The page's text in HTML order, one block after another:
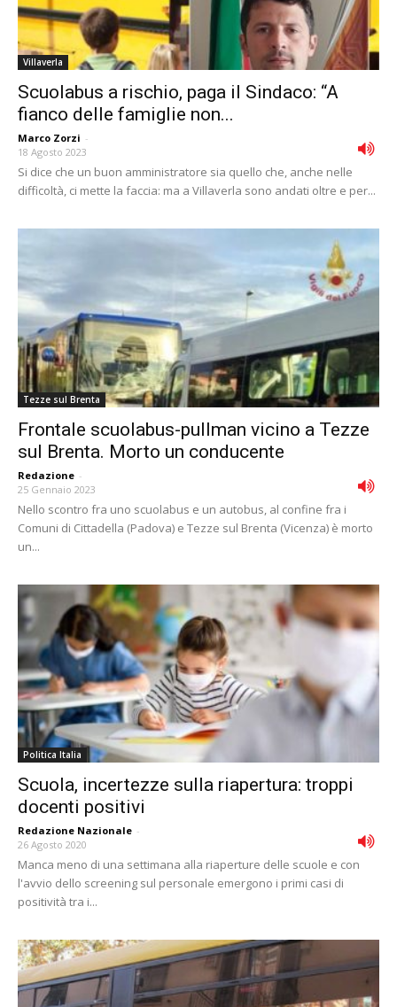
Villaverla
Scuolabus a rischio, paga il Sindaco: “A
fianco delle famiglie non...
Marco Zorzi -
18 Agosto 2023
Si dice che un buon amministratore sia quello che, anche nelle
difficoltà, ci mette la faccia: ma a Villaverla sono andati oltre e per...
Tezze sul Brenta
Frontale scuolabus-pullman vicino a Tezze
sul Brenta. Morto un conducente
Redazione -
25 Gennaio 2023
Nello scontro fra uno scuolabus e un autobus, al confine fra i
Comuni di Cittadella (Padova) e Tezze sul Brenta (Vicenza) è morto
un...
Politica Italia
Scuola, incertezze sulla riapertura: troppi
docenti positivi
Redazione Nazionale -
26 Agosto 2020
Manca meno di una settimana alla riaperture delle scuole e con
l'avvio dello screening sul personale emergono i primi casi di
positività tra i...